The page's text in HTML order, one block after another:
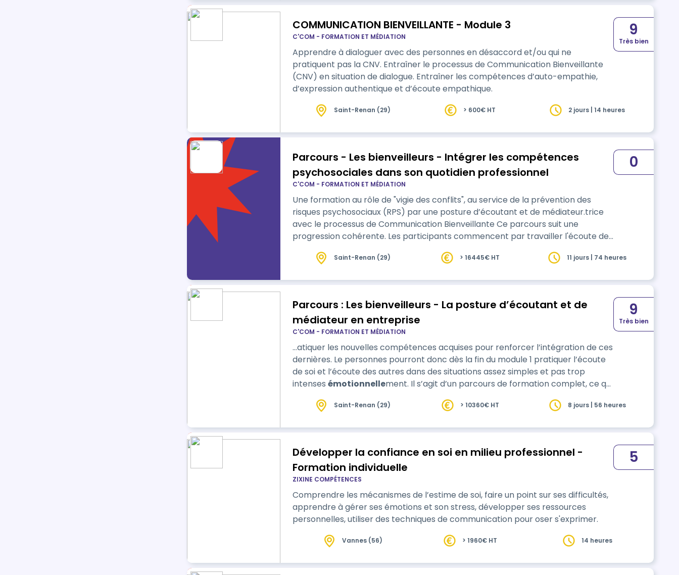
COMMUNICATION BIENVEILLANTE - Module 3
C'COM - FORMATION ET MÉDIATION
Apprendre à dialoguer avec des personnes en désaccord et/ou qui ne
pratiquent pas la CNV. Entraîner le processus de Communication Bienveillante
(CNV) en situation de dialogue. Entraîner les compétences d’auto-empathie,
d’expression authentique et d’écoute empathique.
9
Très bien
Saint-Renan (29) > 600€ HT 2 jours | 14 heures
Parcours - Les bienveilleurs - Intégrer les compétences
psychosociales dans son quotidien professionnel
C'COM - FORMATION ET MÉDIATION
Une formation au rôle de "vigie des conflits", au service de la prévention des
risques psychosociaux (RPS) par une posture d’écoutant et de médiateur.trice
avec le processus de Communication Bienveillante Ce parcours suit une
progression cohérente. Les participants commencent par travailler l'écoute de
leur permet d'acquérir les bases et toutes les subtilités du processus de
0
Saint-Renan (29) > 16445€ HT 11 jours | 74 heures
Parcours : Les bienveilleurs - La posture d’écoutant et de
médiateur en entreprise
C'COM - FORMATION ET MÉDIATION
…atiquer les nouvelles compétences acquises pour renforcer l’intégration de ces
dernières. Le personnes pourront donc dès la fin du module 1 pratiquer l’écoute
de soi et l’écoute des autres dans des situations assez simples et pas trop
intenses émotionnellement. Il s’agit d’un parcours de formation complet, ce qui
engagé sur toute la durée de la formation. Cette disposition de groupe fermé,
9
Très bien
Saint-Renan (29) > 10360€ HT 8 jours | 56 heures
Développer la confiance en soi en milieu professionnel -
Formation individuelle
ZIXINE COMPÉTENCES
Comprendre les mécanismes de l’estime de soi, faire un point sur ses difficultés,
apprendre à gérer ses émotions et son stress, développer ses ressources
personnelles, utiliser des techniques de communication pour oser s'exprimer.
5
Vannes (56) > 1960€ HT 14 heures